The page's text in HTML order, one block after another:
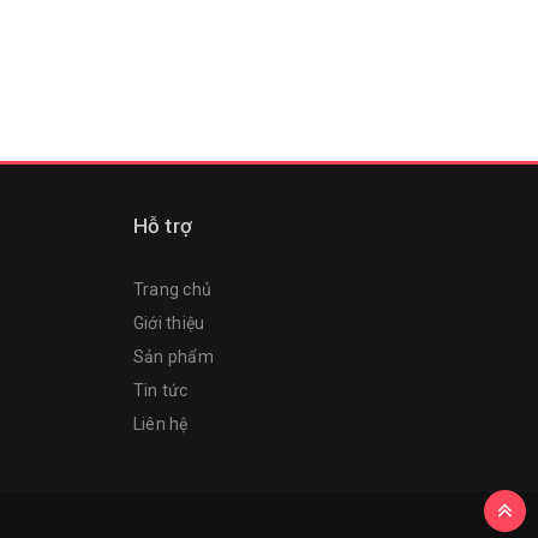
Hỗ trợ
Trang chủ
Giới thiệu
Sản phẩm
Tin tức
Liên hệ